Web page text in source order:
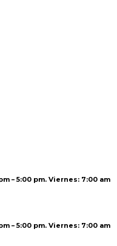
– 5:00 pm. Viernes: 7:00 am
– 5:00 pm. Viernes: 7:00 am